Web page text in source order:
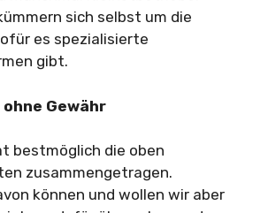
sich selbst um die
es spezialisierte
gibt.
Gewähr
bestmöglich die oben
zusammengetragen.
können und wollen wir aber